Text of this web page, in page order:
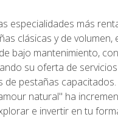
especialidades más
clásicas y de
bajo mantenimiento,
su oferta de
pestañas
natural" ha
e invertir en tu